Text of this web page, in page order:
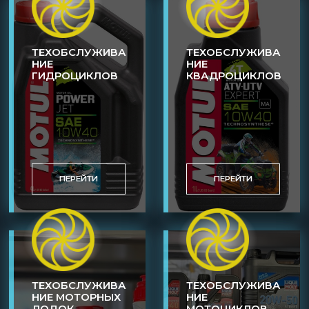
ТЕХОБСЛУЖИВА
НИЕ
ГИДРОЦИКЛОВ
ПЕРЕЙТИ
ТЕХОБСЛУЖИВА
НИЕ
КВАДРОЦИКЛОВ
ПЕРЕЙТИ
ТЕХОБСЛУЖИВА
НИЕ МОТОРНЫХ
ТЕХОБСЛУЖИВА
НИЕ